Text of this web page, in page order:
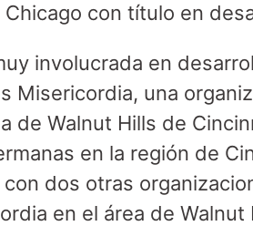
con título en
involucrada en
Misericordia, una
de Walnut Hills de
en la región de
dos otras
en el área de